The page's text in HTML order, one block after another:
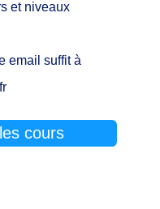
et niveaux
email suffit à
cours